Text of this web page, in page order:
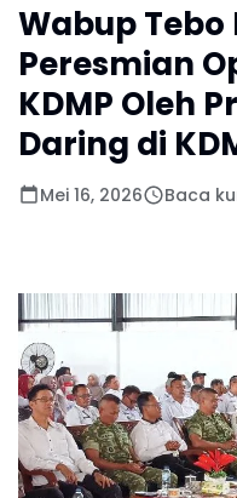
Wabup Tebo
Peresmian
KDMP Oleh
Daring di
Mei 16, 2026 Baca